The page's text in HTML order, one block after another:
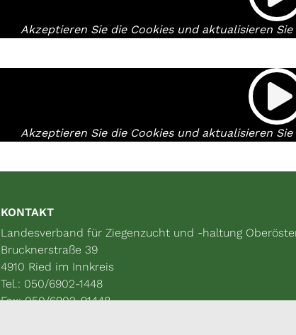
Akzeptieren Sie die Cookies und aktualisieren
Akzeptieren Sie die Cookies und aktualisieren
KONTAKT
Landesverband für Ziegenzucht und -haltung
Brucknerstraße 39
4910 Ried im Innkreis
Tel.: 050/6902-1448
Fax: 050/6902-91448